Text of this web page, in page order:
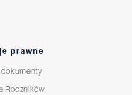
prawne
Roczników